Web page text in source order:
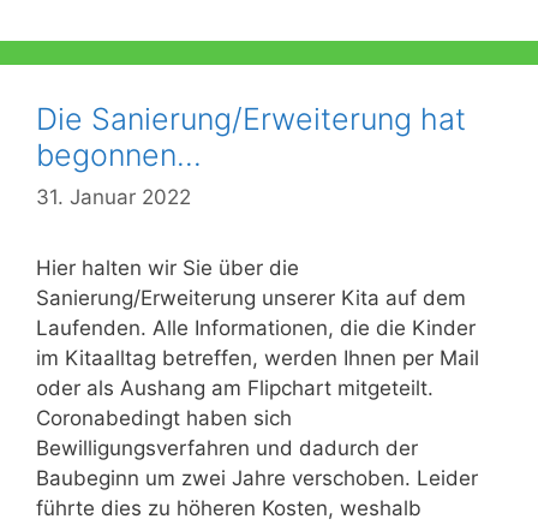
Die Sanierung/Erweiterung hat
begonnen…
31. Januar 2022
Hier halten wir Sie über die
Sanierung/Erweiterung unserer Kita auf dem
Laufenden. Alle Informationen, die die Kinder
im Kitaalltag betreffen, werden Ihnen per Mail
oder als Aushang am Flipchart mitgeteilt.
Coronabedingt haben sich
Bewilligungsverfahren und dadurch der
Baubeginn um zwei Jahre verschoben. Leider
führte dies zu höheren Kosten, weshalb